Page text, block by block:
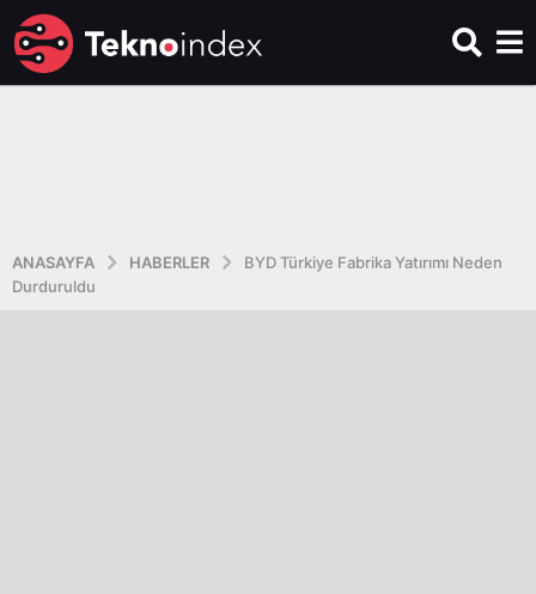
ANASAYFA HABERLER
BYD Türkiye Fabrika Yatırımı Neden
Durduruldu